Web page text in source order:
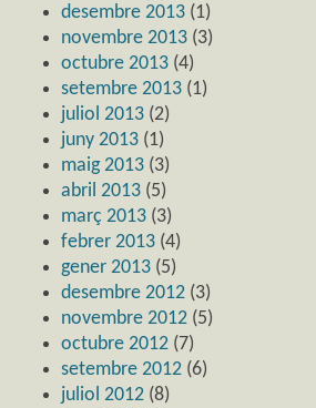
desembre 2013 (1)
novembre 2013 (3)
octubre 2013 (4)
setembre 2013 (1)
juliol 2013 (2)
juny 2013 (1)
maig 2013 (3)
abril 2013 (5)
març 2013 (3)
febrer 2013 (4)
gener 2013 (5)
desembre 2012 (3)
novembre 2012 (5)
octubre 2012 (7)
setembre 2012 (6)
juliol 2012 (8)